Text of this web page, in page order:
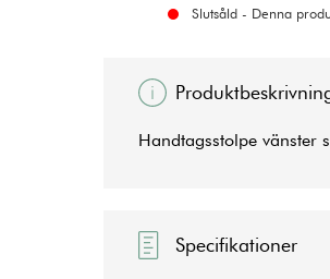
Slutsåld - Denna
Handtagsstolpe vänster
Specifikationer